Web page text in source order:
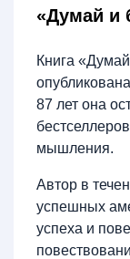
«Думай и
Книга
87 лет она
мышления.
Автор в
успешных
успеха и